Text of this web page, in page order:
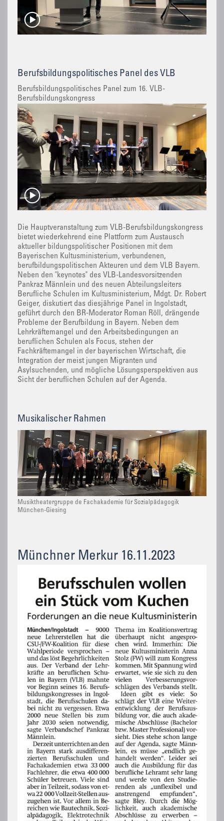
Berufsbildungspolitisches Panel des VLB
Berufsbildungspolitisches Panel zum 16. VLB-
Berufsbildungskongress
Die Hauptveranstaltung zum VLB-Berufsbildungskongress
bietet wiederkehrend eine Plattform zum Austausch
aktueller bildungspolitischer Positionen mit dem
Bayerischen Kultusministerium, verbundenen,
berufbildungspolitischen Akteuren und dem VLB Bayern.
Neben den "keynotes" des VLB-Landesvorsitzenden
Pankraz Männlein und des neuen Abteilungsleiters
Berufliche Schulen im Kultusministerium, Mdgt. Dr. Robert
Geiger, diskutiert das diesjährige Panel in Ingolstadt,
geführt durch den BR-Moderator Roman Röll, drängende
Probleme der Berufbildung in Bayern. Neben dem
Lehrkräftemangel und den Arbeitsbedingungen an
beruflichen Schulen als Focus, stehen der
Fachkräftemangel in der bayerischen Wirtschaft, die
Integration der meist jungen Migranten und
Asylsuchenden, und mögliche Lösungsperspektiven aus
Sicht der beruflichen Schulen auf der Agenda.
Musikalischer Rahmen
Musiktheatergruppe de Fachakademie für Sozialpädagogik
München-Giesing
Münchner Merkur 16.11.2023